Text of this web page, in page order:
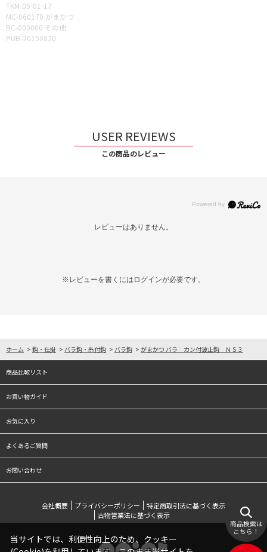
TKM-05-01-17
MC-060170 がまかつ
BC-000000 その他
PUB-20150820
USER REVIEWS
この商品のレビュー
レビューはありません。
※レビューを書くには ログインが必要です。
ホーム > 鈎・仕掛 > バラ鈎・糸付鈎 > バラ鈎 > がまかつ バラ カン付波止鈎 ＮＳ３
商品比較リスト
お買い物ガイド
お気に入り
よくあるご質問
お問い合わせ
会社概要 プライバシーポリシー
特定商取引法に基づく表示
古物営業法に基づく表示
商品検索は
こちら！
当サイトでは、利便性向上のため、クッキー